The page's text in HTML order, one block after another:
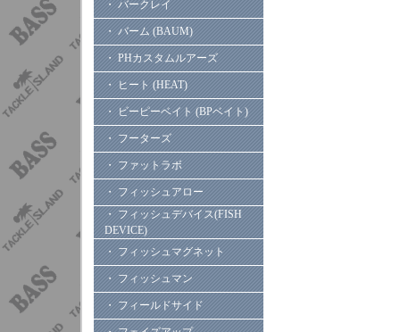
・ バークレイ
・ バーム (BAUM)
・ PHカスタムルアーズ
・ ヒート (HEAT)
・ ビーピーベイト (BPベイト)
・ フーターズ
・ ファットラボ
・ フィッシュアロー
・ フィッシュデバイス(FISH
DEVICE)
・ フィッシュマグネット
・ フィッシュマン
・ フィールドサイド